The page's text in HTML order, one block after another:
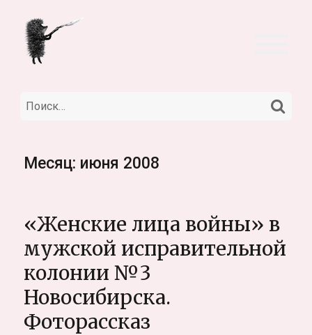
Искать:
Месяц: июня 2008
«Женские лица войны» в
мужской исправительной
колонии №3
Новосибирска.
Фоторассказ